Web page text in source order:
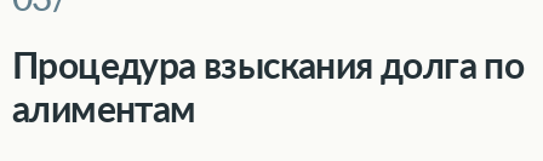
Процедура взыскания долга по
алиментам